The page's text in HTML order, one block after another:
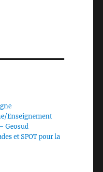
Enseignement
Geosud
et SPOT pour la